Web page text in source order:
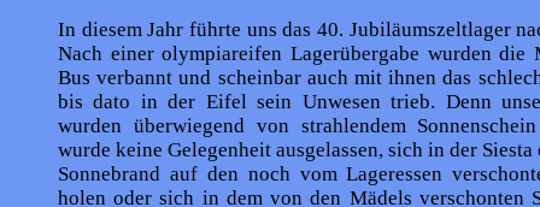
In diesem Jahr führte uns das 40. Jubiläumszeltlager
Nach einer olympiareifen Lagerübergabe wurden die
Bus verbannt und scheinbar auch mit ihnen das
bis dato in der Eifel sein Unwesen trieb. Denn
wurden überwiegend von strahlendem
wurde keine Gelegenheit ausgelassen, sich in der
Sonnebrand auf den noch vom Lageressen
holen oder sich in dem von den Mädels verschonten